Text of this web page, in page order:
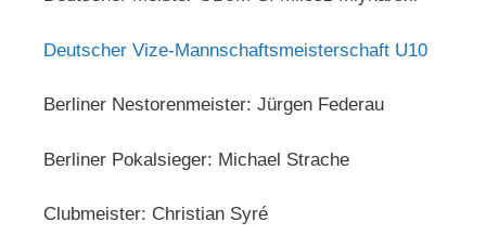
Deutscher Vize-Mannschaftsmeisterschaft U10
Berliner Nestorenmeister: Jürgen Federau
Berliner Pokalsieger: Michael Strache
Clubmeister: Christian Syré